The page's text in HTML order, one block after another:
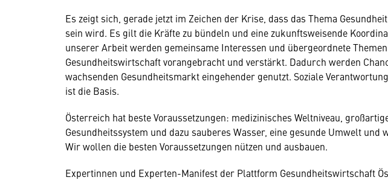
Es zeigt sich, gerade jetzt im Zeichen der Krise, dass das Thema
sein wird. Es gilt die Kräfte zu bündeln und eine zukunftsweisende
unserer Arbeit werden gemeinsame Interessen und übergeordnete
Gesundheitswirtschaft vorangebracht und verstärkt. Dadurch werden
wachsenden Gesundheitsmarkt eingehender genutzt. Soziale
ist die Basis.
Österreich hat beste Voraussetzungen: medizinisches Weltniveau,
Gesundheitssystem und dazu sauberes Wasser, eine gesunde Umwelt
Wir wollen die besten Voraussetzungen nützen und ausbauen.
Expertinnen und Experten-Manifest der Plattform Gesundheitswirtschaft